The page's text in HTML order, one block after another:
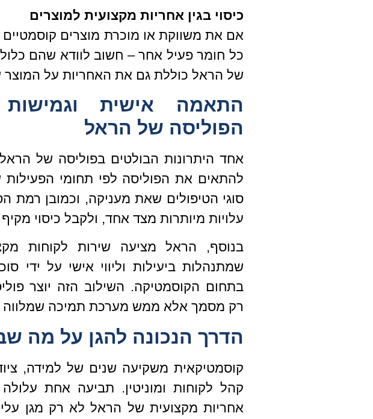
כיסוי בגין אחריות מקצועית למוצרים
אם את משווקת או מוכרת מוצרים
כל חומר פעיל אחר – חשוב לוודא שהם
של הראל כוללת גם את האחריות על
התאמה אישית וגמישות
הפוליסה של הראל
אחד היתרונות הבולטים בפוליסה של
להתאים את הפוליסה לפי תחומי
סוגי הטיפולים שאת מעניקה, וכמובן רמת
עלויות מיותרות מצד אחד, ולקבל כיסוי
בנוסף, הראל מציעה שירות לקוחות
שמתנהלות ביעילות וליווי אישי על ידי
בתחום הקוסמטיקה. השילוב הזה יוצר
רק מסמך אלא ממש מערכת תמיכה שמלווה
הדרך הנכונה להגן על מה
קוסמטיקאית משקיעה שנים של למידה,
קהל לקוחות ומוניטין. תביעה אחת
אחריות מקצועית של הראל לא רק מגן